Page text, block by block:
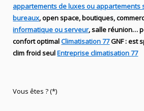
appartements de luxes ou appartements
bureaux, open space, boutiques,
informatique ou serveur, salle réunion…
confort optimalClimatisation 77GNF:est
climfroid seulEntreprise climatisation 77
Vous êtes ? (*)